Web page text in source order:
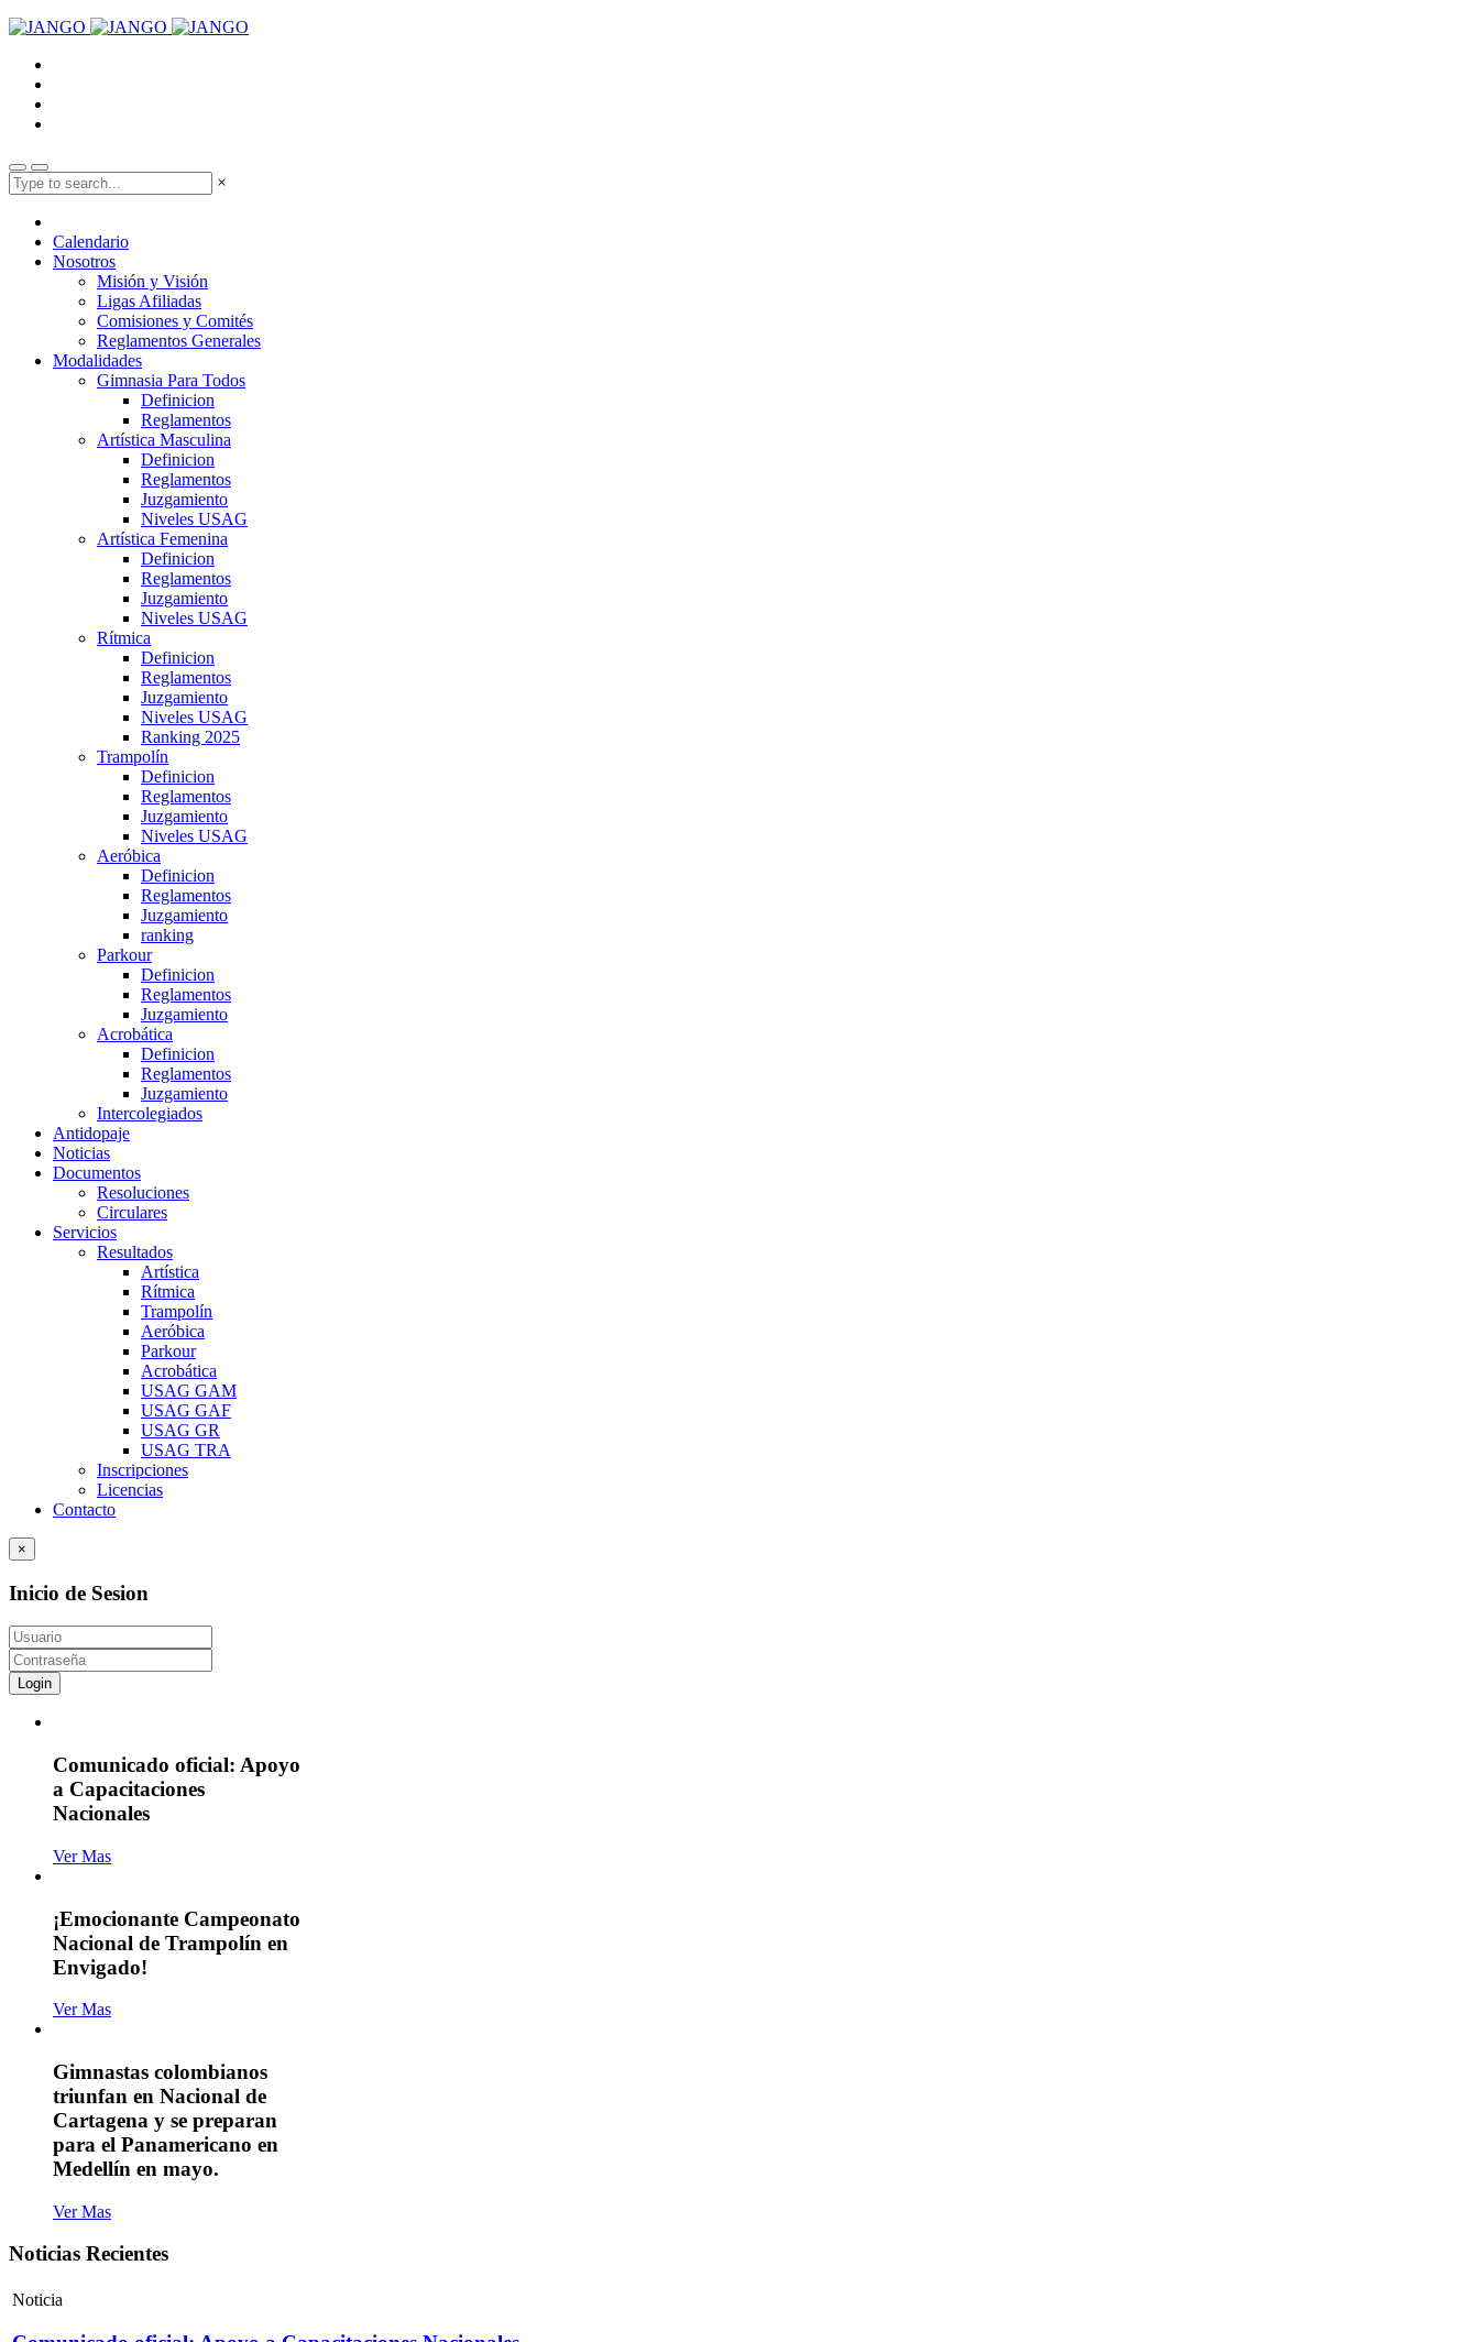
×
Calendario
Nosotros
Misión y Visión
Ligas Afiliadas
Comisiones y Comités
Reglamentos Generales
Modalidades
Gimnasia Para Todos
Definicion
Reglamentos
Artística Masculina
Definicion
Reglamentos
Juzgamiento
Niveles USAG
Artística Femenina
Definicion
Reglamentos
Juzgamiento
Niveles USAG
Rítmica
Definicion
Reglamentos
Juzgamiento
Niveles USAG
Ranking 2025
Trampolín
Definicion
Reglamentos
Juzgamiento
Niveles USAG
Aeróbica
Definicion
Reglamentos
Juzgamiento
ranking
Parkour
Definicion
Reglamentos
Juzgamiento
Acrobática
Definicion
Reglamentos
Juzgamiento
Intercolegiados
Antidopaje
Noticias
Documentos
Resoluciones
Circulares
Servicios
Resultados
Artística
Rítmica
Trampolín
Aeróbica
Parkour
Acrobática
USAG GAM
USAG GAF
USAG GR
USAG TRA
Inscripciones
Licencias
Contacto
×
Inicio de Sesion
Login
Comunicado oficial: Apoyo
a Capacitaciones
Nacionales
Ver Mas
¡Emocionante Campeonato
Nacional de Trampolín en
Envigado!
Ver Mas
Gimnastas colombianos
triunfan en Nacional de
Cartagena y se preparan
para el Panamericano en
Medellín en mayo.
Ver Mas
Noticias Recientes
Noticia